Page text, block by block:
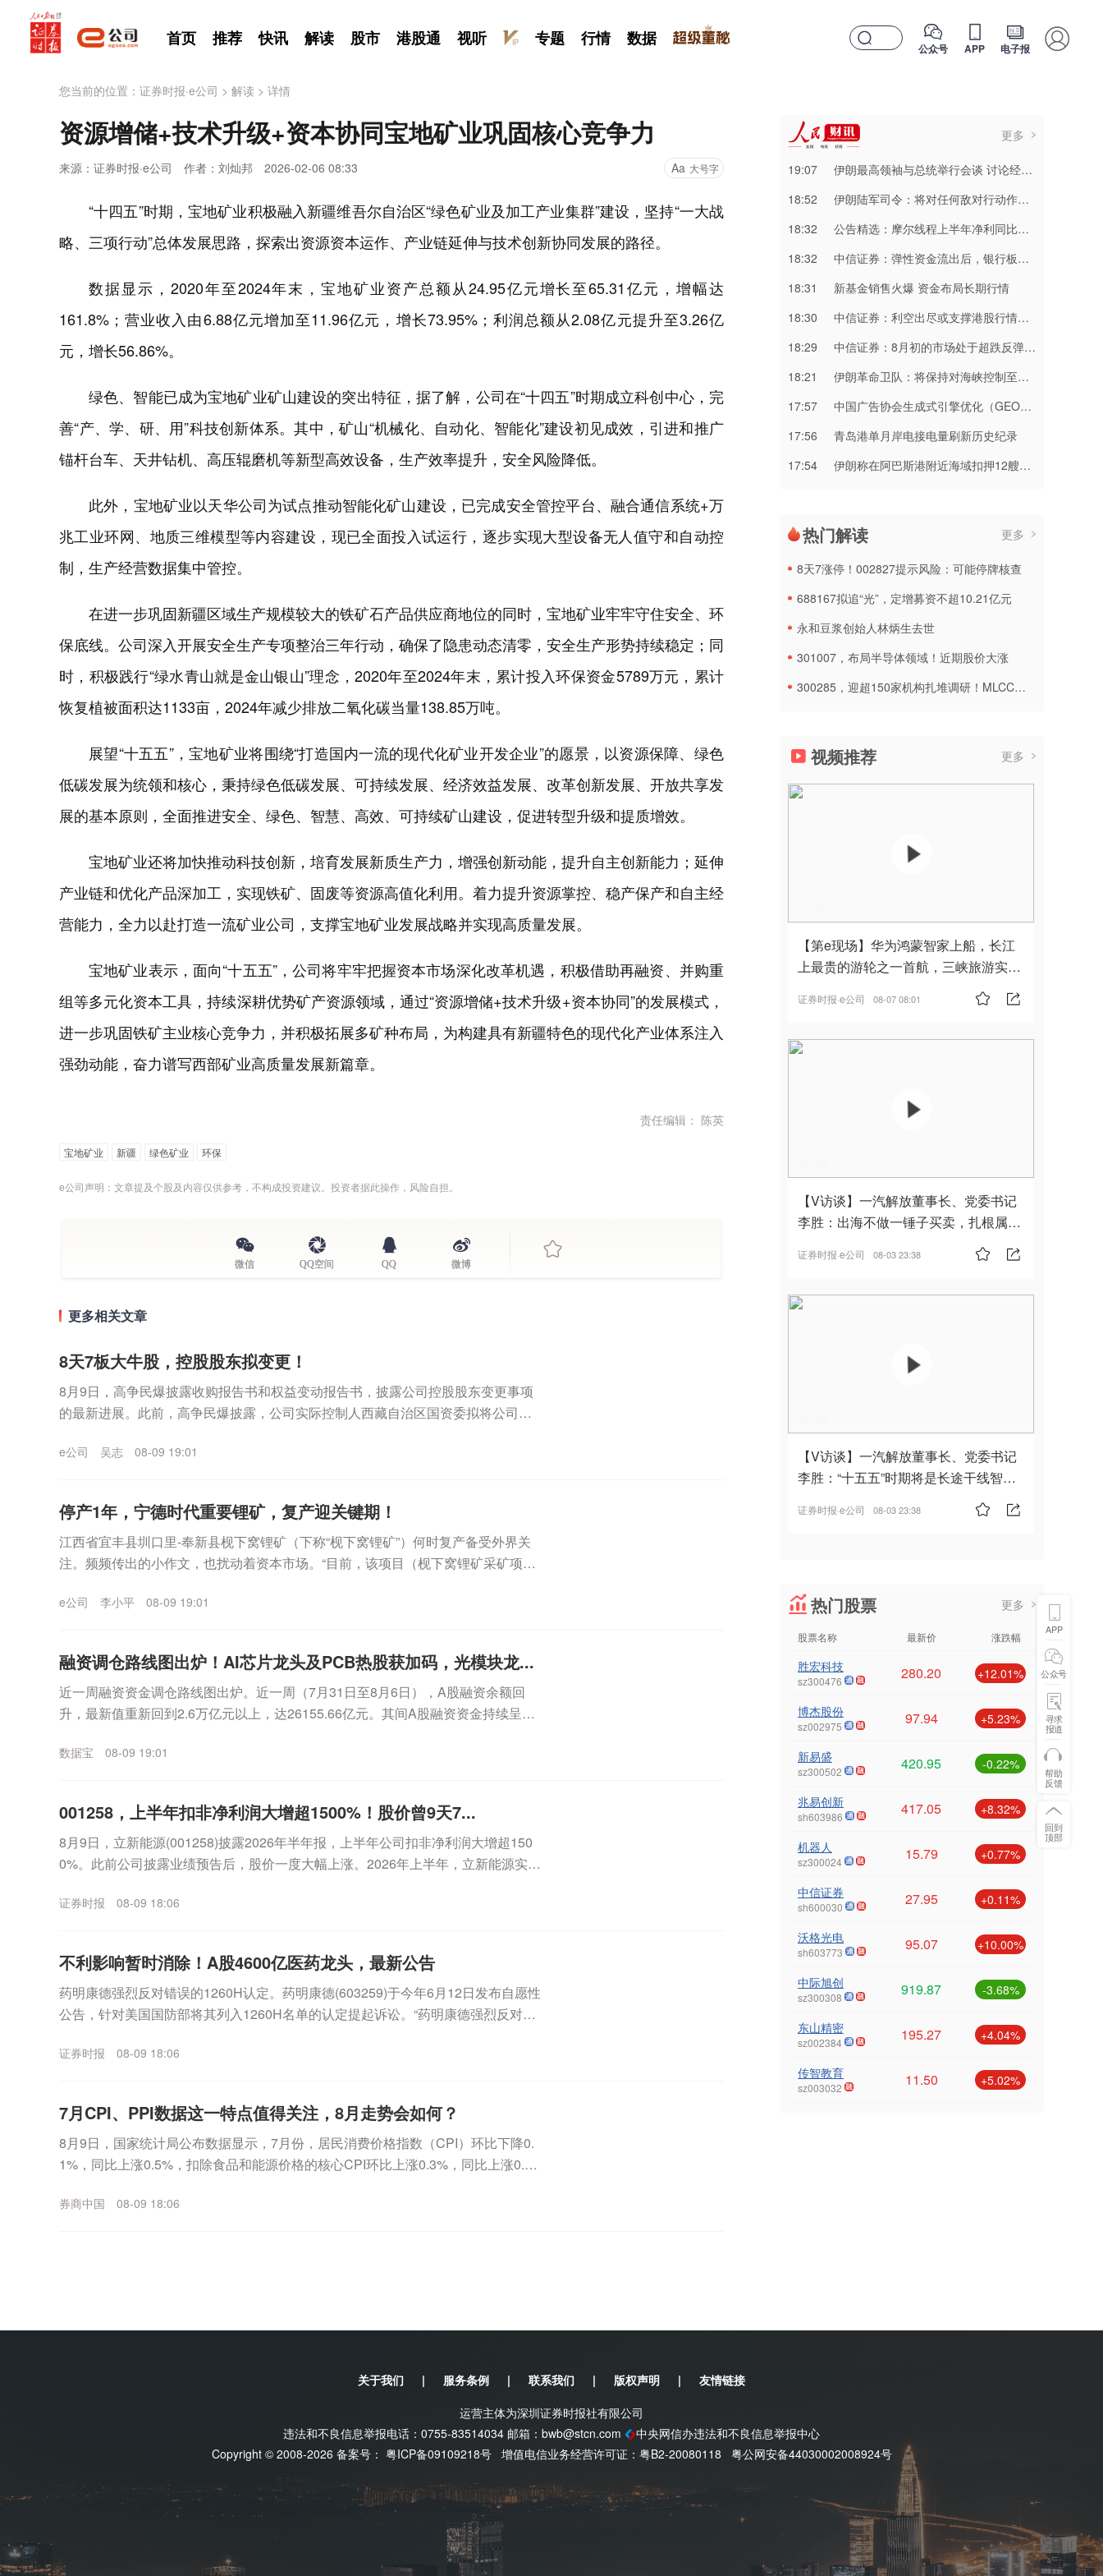
首页 推荐 快讯 解读 股市 港股通 视听 专题 行情 数据 公众号 APP 电子报
您当前的位置： 证券时报·e公司 > 解读 > 详情
资源增储+技术升级+资本协同宝地矿业巩固核心竞争力
来源：证券时报·e公司 作者：刘灿邦 2026-02-06 08:33 Aa 大号字
“十四五”时期，宝地矿业积极融入新疆维吾尔自治区“绿色矿业及加工产业集群”建设，坚持“一大战
略、三项行动”总体发展思路，探索出资源资本运作、产业链延伸与技术创新协同发展的路径。
数据显示，2020年至2024年末，宝地矿业资产总额从24.95亿元增长至65.31亿元，增幅达
161.8%；营业收入由6.88亿元增加至11.96亿元，增长73.95%；利润总额从2.08亿元提升至3.26亿
元，增长56.86%。
绿色、智能已成为宝地矿业矿山建设的突出特征，据了解，公司在“十四五”时期成立科创中心，完
善“产、学、研、用”科技创新体系。其中，矿山“机械化、自动化、智能化”建设初见成效，引进和推广
锚杆台车、天井钻机、高压辊磨机等新型高效设备，生产效率提升，安全风险降低。
此外，宝地矿业以天华公司为试点推动智能化矿山建设，已完成安全管控平台、融合通信系统+万
兆工业环网、地质三维模型等内容建设，现已全面投入试运行，逐步实现大型设备无人值守和自动控
制，生产经营数据集中管控。
在进一步巩固新疆区域生产规模较大的铁矿石产品供应商地位的同时，宝地矿业牢牢守住安全、环
保底线。公司深入开展安全生产专项整治三年行动，确保了隐患动态清零，安全生产形势持续稳定；同
时，积极践行“绿水青山就是金山银山”理念，2020年至2024年末，累计投入环保资金5789万元，累计
恢复植被面积达1133亩，2024年减少排放二氧化碳当量138.85万吨。
展望“十五五”，宝地矿业将围绕“打造国内一流的现代化矿业开发企业”的愿景，以资源保障、绿色
低碳发展为统领和核心，秉持绿色低碳发展、可持续发展、经济效益发展、改革创新发展、开放共享发
展的基本原则，全面推进安全、绿色、智慧、高效、可持续矿山建设，促进转型升级和提质增效。
宝地矿业还将加快推动科技创新，培育发展新质生产力，增强创新动能，提升自主创新能力；延伸
产业链和优化产品深加工，实现铁矿、固废等资源高值化利用。着力提升资源掌控、稳产保产和自主经
营能力，全力以赴打造一流矿业公司，支撑宝地矿业发展战略并实现高质量发展。
宝地矿业表示，面向“十五五”，公司将牢牢把握资本市场深化改革机遇，积极借助再融资、并购重
组等多元化资本工具，持续深耕优势矿产资源领域，通过“资源增储+技术升级+资本协同”的发展模式，
进一步巩固铁矿主业核心竞争力，并积极拓展多矿种布局，为构建具有新疆特色的现代化产业体系注入
强劲动能，奋力谱写西部矿业高质量发展新篇章。
责任编辑： 陈英
宝地矿业 新疆 绿色矿业 环保
e公司声明：文章提及个股及内容仅供参考，不构成投资建议。投资者据此操作，风险自担。
微信 QQ空间 QQ 微博
更多相关文章
8天7板大牛股，控股股东拟变更！
8月9日，高争民爆披露收购报告书和权益变动报告书，披露公司控股股东变更事项
的最新进展。此前，高争民爆披露，公司实际控制人西藏自治区国资委拟将公司控
e公司 吴志 08-09 19:01
停产1年，宁德时代重要锂矿，复产迎关键期！
江西省宜丰县圳口里-奉新县枧下窝锂矿（下称“枧下窝锂矿”）何时复产备受外界关
注。频频传出的小作文，也扰动着资本市场。“目前，该项目（枧下窝锂矿采矿项
e公司 李小平 08-09 19:01
融资调仓路线图出炉！AI芯片龙头及PCB热股获加码，光模块龙...
近一周融资资金调仓路线图出炉。近一周（7月31日至8月6日），A股融资余额回
升，最新值重新回到2.6万亿元以上，达26155.66亿元。其间A股融资资金持续呈现
数据宝 08-09 19:01
001258，上半年扣非净利润大增超1500%！股价曾9天7...
8月9日，立新能源(001258)披露2026年半年报，上半年公司扣非净利润大增超150
0%。此前公司披露业绩预告后，股价一度大幅上涨。2026年上半年，立新能源实现
证券时报 08-09 18:06
不利影响暂时消除！A股4600亿医药龙头，最新公告
药明康德强烈反对错误的1260H认定。药明康德(603259)于今年6月12日发布自愿性
公告，针对美国国防部将其列入1260H名单的认定提起诉讼。“药明康德强烈反对该
证券时报 08-09 18:06
7月CPI、PPI数据这一特点值得关注，8月走势会如何？
8月9日，国家统计局公布数据显示，7月份，居民消费价格指数（CPI）环比下降0.
1%，同比上涨0.5%，扣除食品和能源价格的核心CPI环比上涨0.3%，同比上涨0.
券商中国 08-09 18:06
更多
19:07
伊朗最高领袖与总统举行会谈 讨论经济和军事等问题
18:52
伊朗陆军司令：将对任何敌对行动作出坚决回应
18:32
公告精选：摩尔线程上半年净利同比减亏；频准激光网上发行最终中签率0.0201%
18:32
中信证券：弹性资金流出后，银行板块短期开始走稳
18:31
新基金销售火爆 资金布局长期行情
18:30
中信证券：利空出尽或支撑港股行情延续
18:29
中信证券：8月初的市场处于超跌反弹阶段
18:21
伊朗革命卫队：将保持对海峡控制至敌方接受全部条件
17:57
中国广告协会生成式引擎优化（GEO）团体标准第二次征求意见会成功召开
17:56
青岛港单月岸电接电量刷新历史纪录
17:54
伊朗称在阿巴斯港附近海域扣押12艘违规船只
热门解读 更多
8天7涨停！002827提示风险：可能停牌核查
688167拟追“光”，定增募资不超10.21亿元
永和豆浆创始人林炳生去世
301007，布局半导体领域！近期股价大涨
300285，迎超150家机构扎堆调研！MLCC概念热度再燃
视频推荐 更多
【第e现场】华为鸿蒙智家上船，长江
上最贵的游轮之一首航，三峡旅游实
证券时报·e公司 08-07 08:01
【V访谈】一汽解放董事长、党委书记
李胜：出海不做一锤子买卖，扎根属
证券时报·e公司 08-03 23:38
【V访谈】一汽解放董事长、党委书记
李胜：“十五五”时期将是长途干线智能
证券时报·e公司 08-03 23:38
热门股票 更多
股票名称 最新价 涨跌幅
胜宏科技
sz300476 280.20 +12.01%
博杰股份
sz002975 97.94 +5.23%
新易盛
sz300502 420.95 -0.22%
兆易创新
sh603986 417.05 +8.32%
机器人
sz300024 15.79 +0.77%
中信证券
sh600030 27.95 +0.11%
沃格光电
sh603773 95.07 +10.00%
中际旭创
sz300308 919.87 -3.68%
东山精密
sz002384 195.27 +4.04%
传智教育
sz003032 11.50 +5.02%
APP
公众号
寻求
报道
帮助
反馈
回到
顶部
关于我们 | 服务条例 | 联系我们 | 版权声明 |
友情链接
运营主体为深圳证券时报社有限公司
违法和不良信息举报电话：0755-83514034 邮箱： bwb@stcn.com
中央网信办违法和不良信息举报中心
Copyright © 2008-2026 备案号： 粤ICP备09109218号 增值电信业务经营许可证：粤B2-20080118 粤公网安备44030002008924号